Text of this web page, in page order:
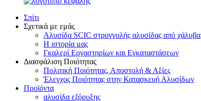
Σπίτι
Σχετικά με εμάς
Αλυσίδα SCIC στρογγυλής αλυσίδας από χάλυβα
Η ιστορία μας
Γκαλερί Εργαστηρίων και Εγκαταστάσεων
Διασφάλιση Ποιότητας
Πολιτική Ποιότητας, Αποστολή & Αξίες
Έλεγχος Ποιότητας στην Κατασκευή Αλυσίδων
Προϊόντα
αλυσίδα εξόρυξης